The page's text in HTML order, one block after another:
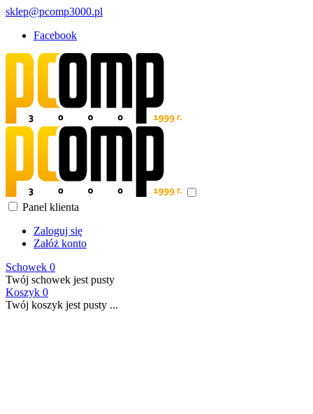
sklep@pcomp3000.pl
Facebook
Panel klienta
Zaloguj się
Załóż konto
Schowek 0
Twój schowek jest pusty
Koszyk 0
Twój koszyk jest pusty ...